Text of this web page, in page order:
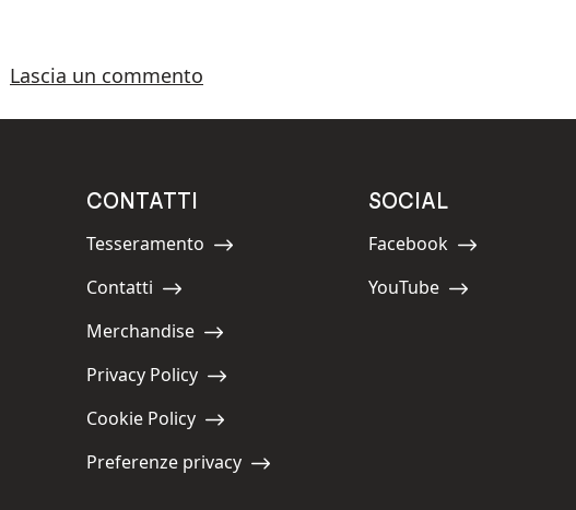
Lascia un commento
CONTATTI
Navigate to:
Tesseramento
Navigate to:
Contatti
Navigate to:
Merchandise
Navigate to:
Privacy Policy
Navigate to:
Cookie Policy
Navigate to:
Preferenze privacy
SOCIAL
Navigate to:
Facebook
Navigate to:
YouTube